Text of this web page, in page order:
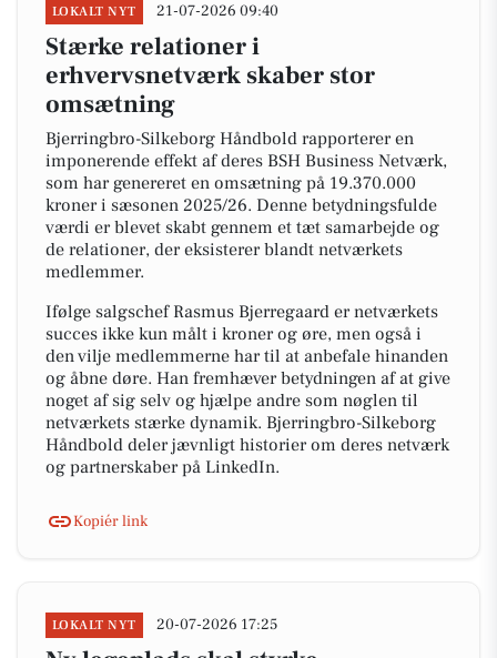
LOKALT NYT 21-07-2026 09:40
Stærke relationer i
erhvervsnetværk skaber stor
omsætning
Bjerringbro-Silkeborg Håndbold rapporterer en
imponerende effekt af deres BSH Business Netværk,
som har genereret en omsætning på 19.370.000
kroner i sæsonen 2025/26. Denne betydningsfulde
værdi er blevet skabt gennem et tæt samarbejde og
de relationer, der eksisterer blandt netværkets
medlemmer.
Ifølge salgschef Rasmus Bjerregaard er netværkets
succes ikke kun målt i kroner og øre, men også i
den vilje medlemmerne har til at anbefale hinanden
og åbne døre. Han fremhæver betydningen af at give
noget af sig selv og hjælpe andre som nøglen til
netværkets stærke dynamik. Bjerringbro-Silkeborg
Håndbold deler jævnligt historier om deres netværk
og partnerskaber på LinkedIn.
Kopiér link
LOKALT NYT 20-07-2026 17:25